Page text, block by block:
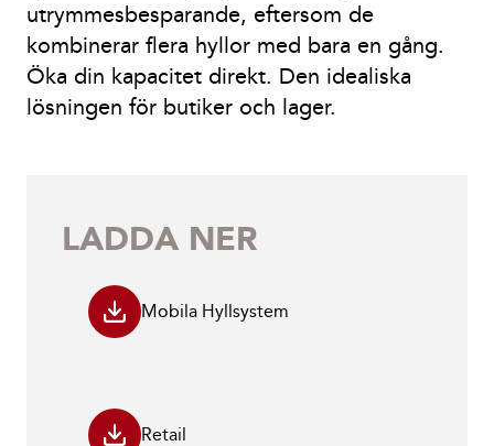
utrymmesbesparande, eftersom de
kombinerar flera hyllor med bara en gång.
Öka din kapacitet direkt. Den idealiska
lösningen för butiker och lager.
LADDA NER
Mobila Hyllsystem
Retail